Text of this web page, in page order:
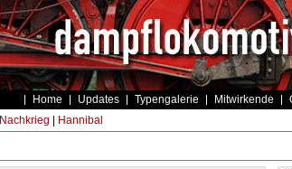
Home Updates Typengalerie Mitwirkende
Nachkrieg Hannibal